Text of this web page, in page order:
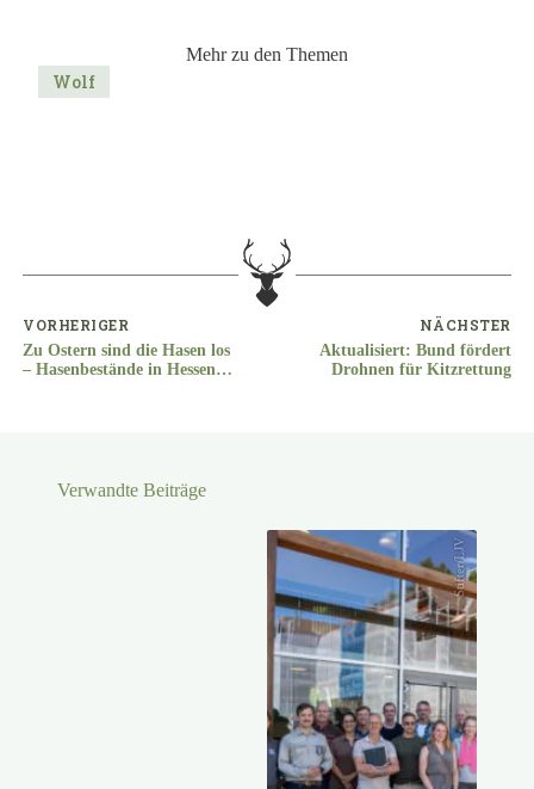
Mehr zu den Themen
Wolf
VORHERIGER
Zu Ostern sind die Hasen los
– Hasenbestände in Hessen
NÄCHSTER
Aktualisiert: Bund fördert
Drohnen für Kitzrettung
Verwandte Beiträge
Stifter/LJV